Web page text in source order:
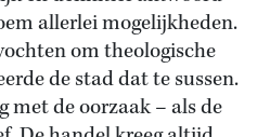
allerlei mogelijkheden.
om theologische
de stad dat te sussen.
met de oorzaak – als de